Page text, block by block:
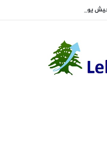
يوقف مطلوبين في إطار ملاحقة